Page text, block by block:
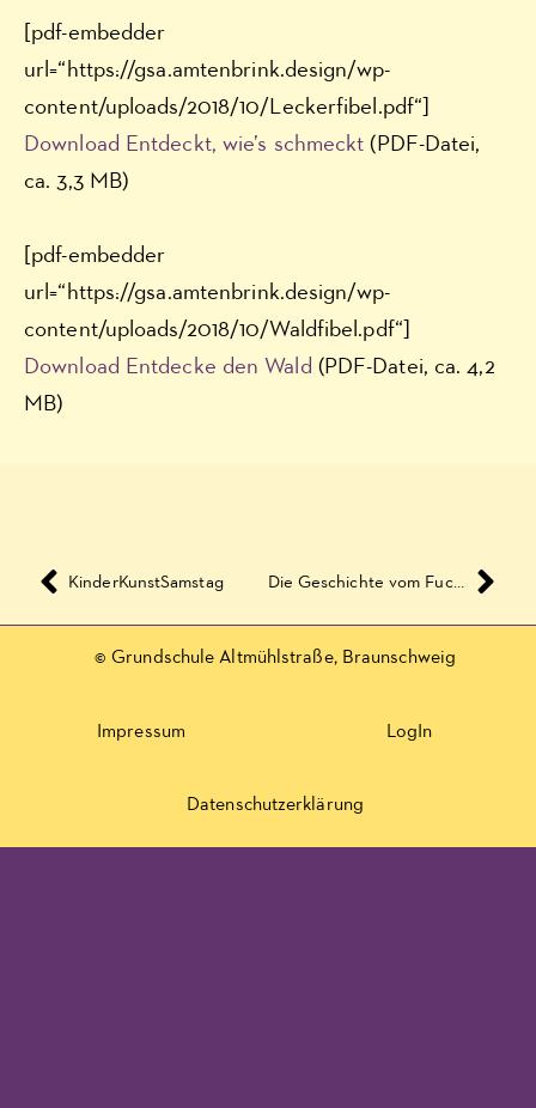
[pdf-embedder
url=“https://gsa.amtenbrink.design/wp-
content/uploads/2018/10/Leckerfibel.pdf“]
Download Entdeckt, wie’s schmeckt (PDF-Datei,
ca. 3,3 MB)
[pdf-embedder
url=“https://gsa.amtenbrink.design/wp-
content/uploads/2018/10/Waldfibel.pdf“]
Download Entdecke den Wald (PDF-Datei, ca. 4,2
MB)
KinderKunstSamstag Die Geschichte vom Fuchs, der den Verstand verlor
© Grundschule Altmühlstraße, Braunschweig
Impressum LogIn
Datenschutzerklärung